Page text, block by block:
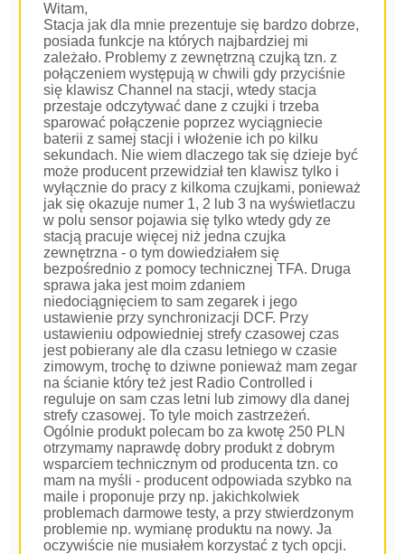
Witam,
Stacja jak dla mnie prezentuje się bardzo dobrze,
posiada funkcje na których najbardziej mi
zależało. Problemy z zewnętrzną czujką tzn. z
połączeniem występują w chwili gdy przyciśnie
się klawisz Channel na stacji, wtedy stacja
przestaje odczytywać dane z czujki i trzeba
sparować połączenie poprzez wyciągniecie
baterii z samej stacji i włożenie ich po kilku
sekundach. Nie wiem dlaczego tak się dzieje być
może producent przewidział ten klawisz tylko i
wyłącznie do pracy z kilkoma czujkami, ponieważ
jak się okazuje numer 1, 2 lub 3 na wyświetlaczu
w polu sensor pojawia się tylko wtedy gdy ze
stacją pracuje więcej niż jedna czujka
zewnętrzna - o tym dowiedziałem się
bezpośrednio z pomocy technicznej TFA. Druga
sprawa jaka jest moim zdaniem
niedociągnięciem to sam zegarek i jego
ustawienie przy synchronizacji DCF. Przy
ustawieniu odpowiedniej strefy czasowej czas
jest pobierany ale dla czasu letniego w czasie
zimowym, trochę to dziwne ponieważ mam zegar
na ścianie który też jest Radio Controlled i
reguluje on sam czas letni lub zimowy dla danej
strefy czasowej. To tyle moich zastrzeżeń.
Ogólnie produkt polecam bo za kwotę 250 PLN
otrzymamy naprawdę dobry produkt z dobrym
wsparciem technicznym od producenta tzn. co
mam na myśli - producent odpowiada szybko na
maile i proponuje przy np. jakichkolwiek
problemach darmowe testy, a przy stwierdzonym
problemie np. wymianę produktu na nowy. Ja
oczywiście nie musiałem korzystać z tych opcji.